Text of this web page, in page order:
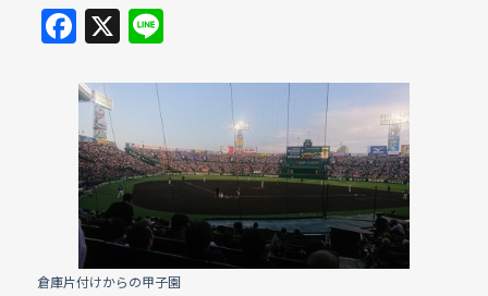
F
a
c
e
b
o
o
k
X Li
e
倉庫片付けからの甲子園